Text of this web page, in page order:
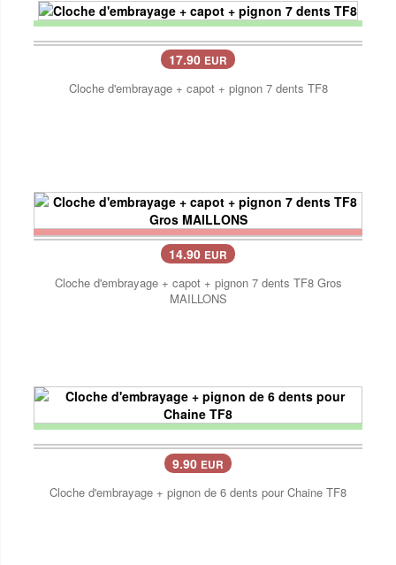
17.90 EUR
Cloche d'embrayage + capot + pignon 7 dents TF8
14.90 EUR
Cloche d'embrayage + capot + pignon 7 dents TF8 Gros
MAILLONS
9.90 EUR
Cloche d'embrayage + pignon de 6 dents pour Chaine TF8